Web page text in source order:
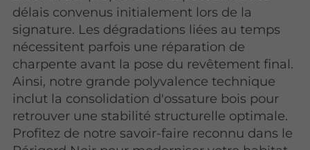
délais convenus initialement lors de la
signature. Les dégradations liées au temps
nécessitent parfois une réparation de
charpente avant la pose du revêtement final.
Ainsi, notre grande polyvalence technique
inclut la consolidation d'ossature bois pour
retrouver une stabilité structurelle optimale.
Profitez de notre savoir-faire reconnu dans le